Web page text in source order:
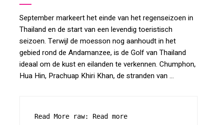
September markeert het einde van het regenseizoen in
Thailand en de start van een levendig toeristisch
seizoen. Terwijl de moesson nog aanhoudt in het
gebied rond de Andamanzee, is de Golf van Thailand
ideaal om de kust en eilanden te verkennen. Chumphon,
Hua Hin, Prachuap Khiri Khan, de stranden van …
Read More raw: Read more